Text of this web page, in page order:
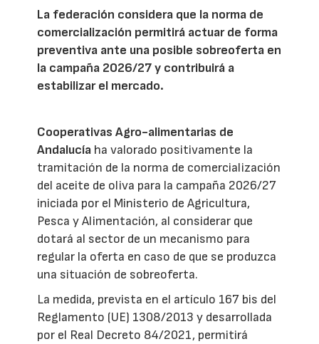
La federación considera que la norma de
comercialización permitirá actuar de forma
preventiva ante una posible sobreoferta en
la campaña 2026/27 y contribuirá a
estabilizar el mercado.
Cooperativas Agro-alimentarias de
Andalucía ha valorado positivamente la
tramitación de la norma de comercialización
del aceite de oliva para la campaña 2026/27
iniciada por el Ministerio de Agricultura,
Pesca y Alimentación, al considerar que
dotará al sector de un mecanismo para
regular la oferta en caso de que se produzca
una situación de sobreoferta.
La medida, prevista en el artículo 167 bis del
Reglamento (UE) 1308/2013 y desarrollada
por el Real Decreto 84/2021, permitirá